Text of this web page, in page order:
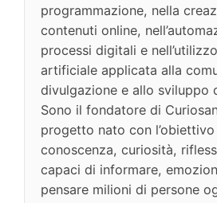
programmazione, nella
contenuti online,
processi digitali e
artificiale applicata alla
divulgazione e allo sviluppo
Sono il fondatore di
progetto nato con
conoscenza, curiosità,
capaci di informare,
pensare milioni di persone